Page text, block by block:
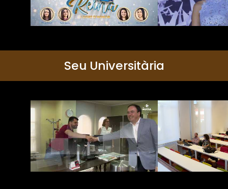
Seu Universitària